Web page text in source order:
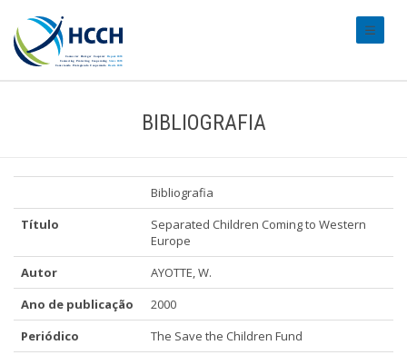
BIBLIOGRAFIA
Bibliografia
Título
Separated Children Coming to Western
Europe
Autor
AYOTTE, W.
Ano de publicação
2000
Periódico
The Save the Children Fund